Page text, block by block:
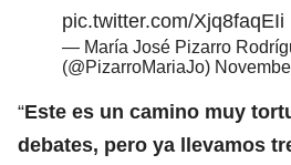
pic.twitter.com/Xjq8faqEIi
— María José Pizarro
(@PizarroMariaJo)
“Este es un camino muy
debates, pero ya llevamos